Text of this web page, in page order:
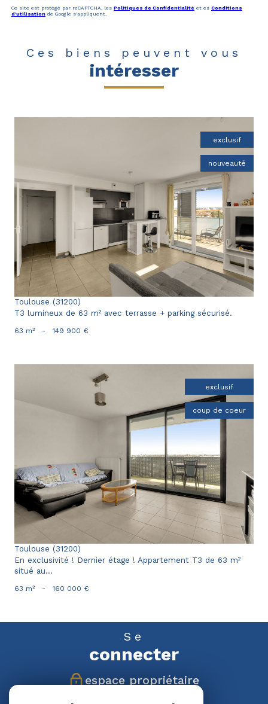
Ce site est protégé par reCAPTCHA, les Politiques de Confidentialité et es Conditions
d'utilisation de Google s'appliquent.
Ces biens peuvent vous
intéresser
exclusif
nouveauté
voir le bien
Toulouse (31200)
T3 lumineux de 63 m² avec terrasse + parking sécurisé.
63 m² - 149 900 €
exclusif
coup de coeur
voir le bien
Toulouse (31200)
En exclusivité ! Dernier étage ! Appartement T3 de 63 m²
situé au...
63 m² - 160 000 €
Se
connecter
espace propriétaire